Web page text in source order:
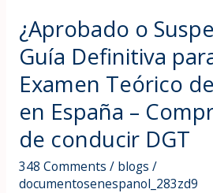
¿Aprobado o
Guía Definitiva
Examen Teórico
en España –
de conducir DGT
348 Comments / blogs /
documentosenespanol_283zd9
¿Aprobado
o
Suspenso?
La
Definitiva
para
Superar
el